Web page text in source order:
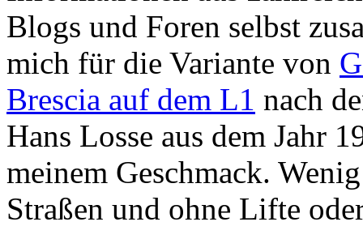
Blogs und Foren selbst
mich für die Variante von
Brescia auf dem L1 nach
Hans Losse aus dem Jahr
meinem Geschmack.
Straßen und ohne Lifte